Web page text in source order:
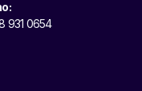
931 0654